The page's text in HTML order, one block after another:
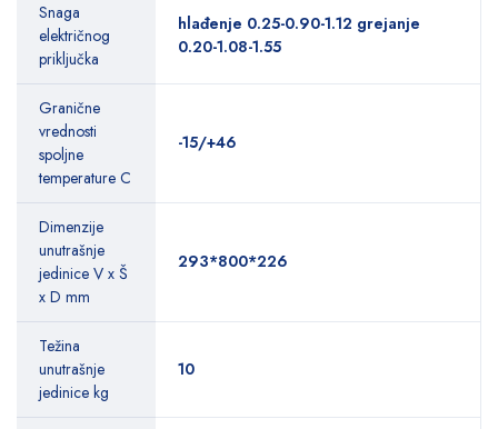
Snaga
električnog
priključka
hlađenje 0.25-0.90-1.12 grejanje
0.20-1.08-1.55
Granične
vrednosti
spoljne
temperature C
-15/+46
Dimenzije
unutrašnje
jedinice V x Š
x D mm
293*800*226
Težina
unutrašnje
jedinice kg
10